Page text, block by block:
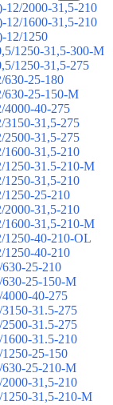
2000-31,5-210
1600-31,5-210
12/1250
1250-31,5-300-М
1250-31,5-275
25-180
630-25-150-М
40-275
31,5-275
31,5-275
31,5-210
31.5-210-М
31,5-210
25-210
31,5-210
1600-31,5-210-М
40-210-OL
40-210
25-210
25-150-М
40-275
31.5-275
31.5-275
31.5-210
25-150
25-210-М
31,5-210
31,5-210-М